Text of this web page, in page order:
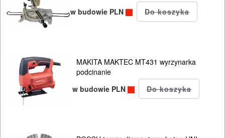
w budowie PLN
MAKITA MAKTEC MT431 wyrzynarka
podcinanie
w budowie PLN